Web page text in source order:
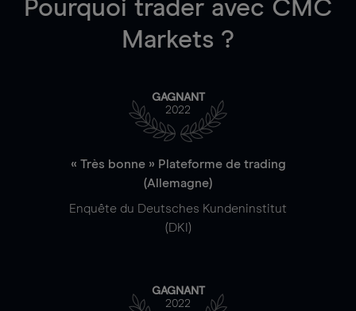
Pourquoi trader avec CMC
Markets ?
GAGNANT
2022
« Très bonne » Plateforme de trading
(Allemagne)
Enquête du Deutsches Kundeninstitut
(DKI)
GAGNANT
2022